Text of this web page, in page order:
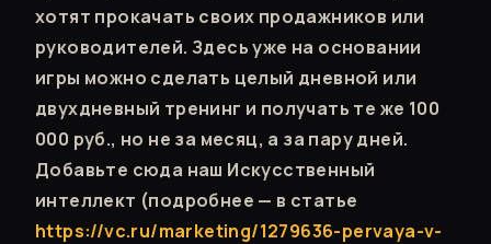
хотят прокачать своих продажников или
руководителей. Здесь уже на основании
игры можно сделать целый дневной или
двухдневный тренинг и получать те же 100
000 руб., но не за месяц, а за пару дней.
Добавьте сюда наш Искусственный
интеллект (подробнее — в статье
https://vc.ru/marketing/1279636-pervaya-v-